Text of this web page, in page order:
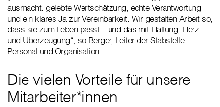
ausmacht: gelebte Wertschätzung, echte Verantwortung
und ein klares Ja zur Vereinbarkeit. Wir gestalten Arbeit so,
dass sie zum Leben passt – und das mit Haltung, Herz
und Überzeugung“, so Berger, Leiter der Stabstelle
Personal und Organisation.
Die vielen Vorteile für unsere
Mitarbeiter*innen